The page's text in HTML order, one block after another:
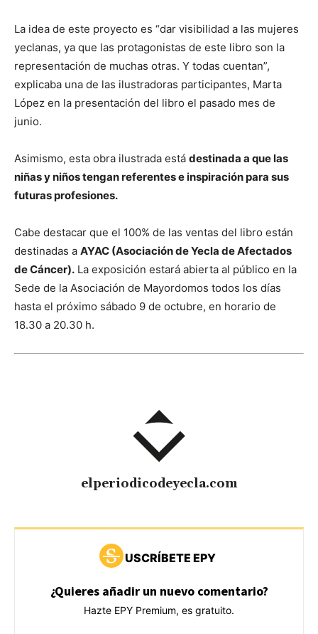
La idea de este proyecto es “dar visibilidad a las mujeres
yeclanas, ya que las protagonistas de este libro son la
representación de muchas otras. Y todas cuentan”,
explicaba una de las ilustradoras participantes, Marta
López en la presentación del libro el pasado mes de
junio.
Asimismo, esta obra ilustrada está destinada a que las
niñas y niños tengan referentes e inspiración para sus
futuras profesiones.
Cabe destacar que el 100% de las ventas del libro están
destinadas a AYAC (Asociación de Yecla de Afectados
de Cáncer). La exposición estará abierta al público en la
Sede de la Asociación de Mayordomos todos los días
hasta el próximo sábado 9 de octubre, en horario de
18.30 a 20.30 h.
elperiodicodeyecla.com
USCRÍBETE EPY
¿Quieres añadir un nuevo comentario?
Hazte EPY Premium, es gratuito.